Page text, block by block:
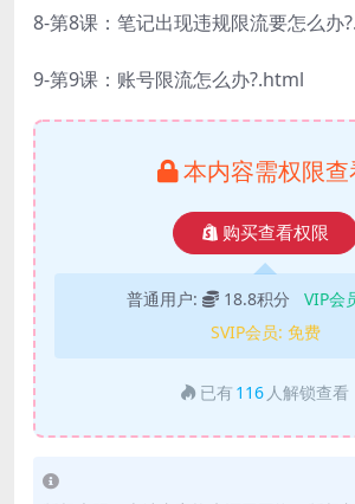
8-第8课：笔记出现违规限流要怎么办
9-第9课：账号限流怎么办?.html
本内容需权限查
购买查看权限
普通用户: 18.8积分 VIP会
SVIP会员: 免费
已有 116 人解锁查看